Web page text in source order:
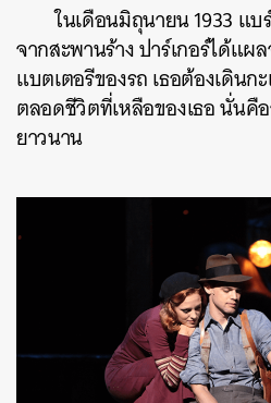
ในเดือนมิถุนายน 1933 แบ
จากสะพานร้าง ปาร์เกอร์ได้แผ
แบตเตอรีของรถ เธอต้องเดิน
ตลอดชีวิตที่เหลือของเธอ นั่นคื
ยาวนาน